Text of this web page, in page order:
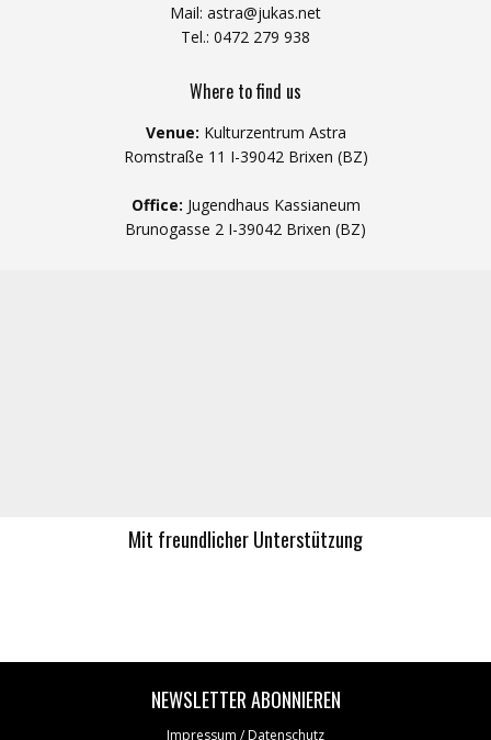
Mail: astra@jukas.net
Tel.: 0472 279 938
Where to find us
Venue: Kulturzentrum Astra
Romstraße 11 I-39042 Brixen (BZ)
Office: Jugendhaus Kassianeum
Brunogasse 2 I-39042 Brixen (BZ)
Mit freundlicher Unterstützung
Impressum / Datenschutz
NEWSLETTER ABONNIEREN